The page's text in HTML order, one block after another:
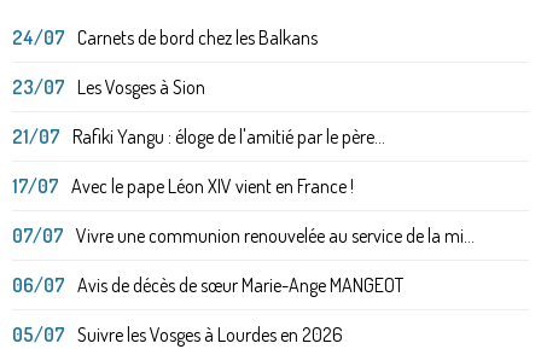
24/07 Carnets de bord chez les Balkans
23/07 Les Vosges à Sion
21/07 Rafiki Yangu : éloge de l'amitié par le père...
17/07 Avec le pape Léon XIV vient en France !
07/07 Vivre une communion renouvelée au service de la mi...
06/07 Avis de décès de sœur Marie-Ange MANGEOT
05/07 Suivre les Vosges à Lourdes en 2026